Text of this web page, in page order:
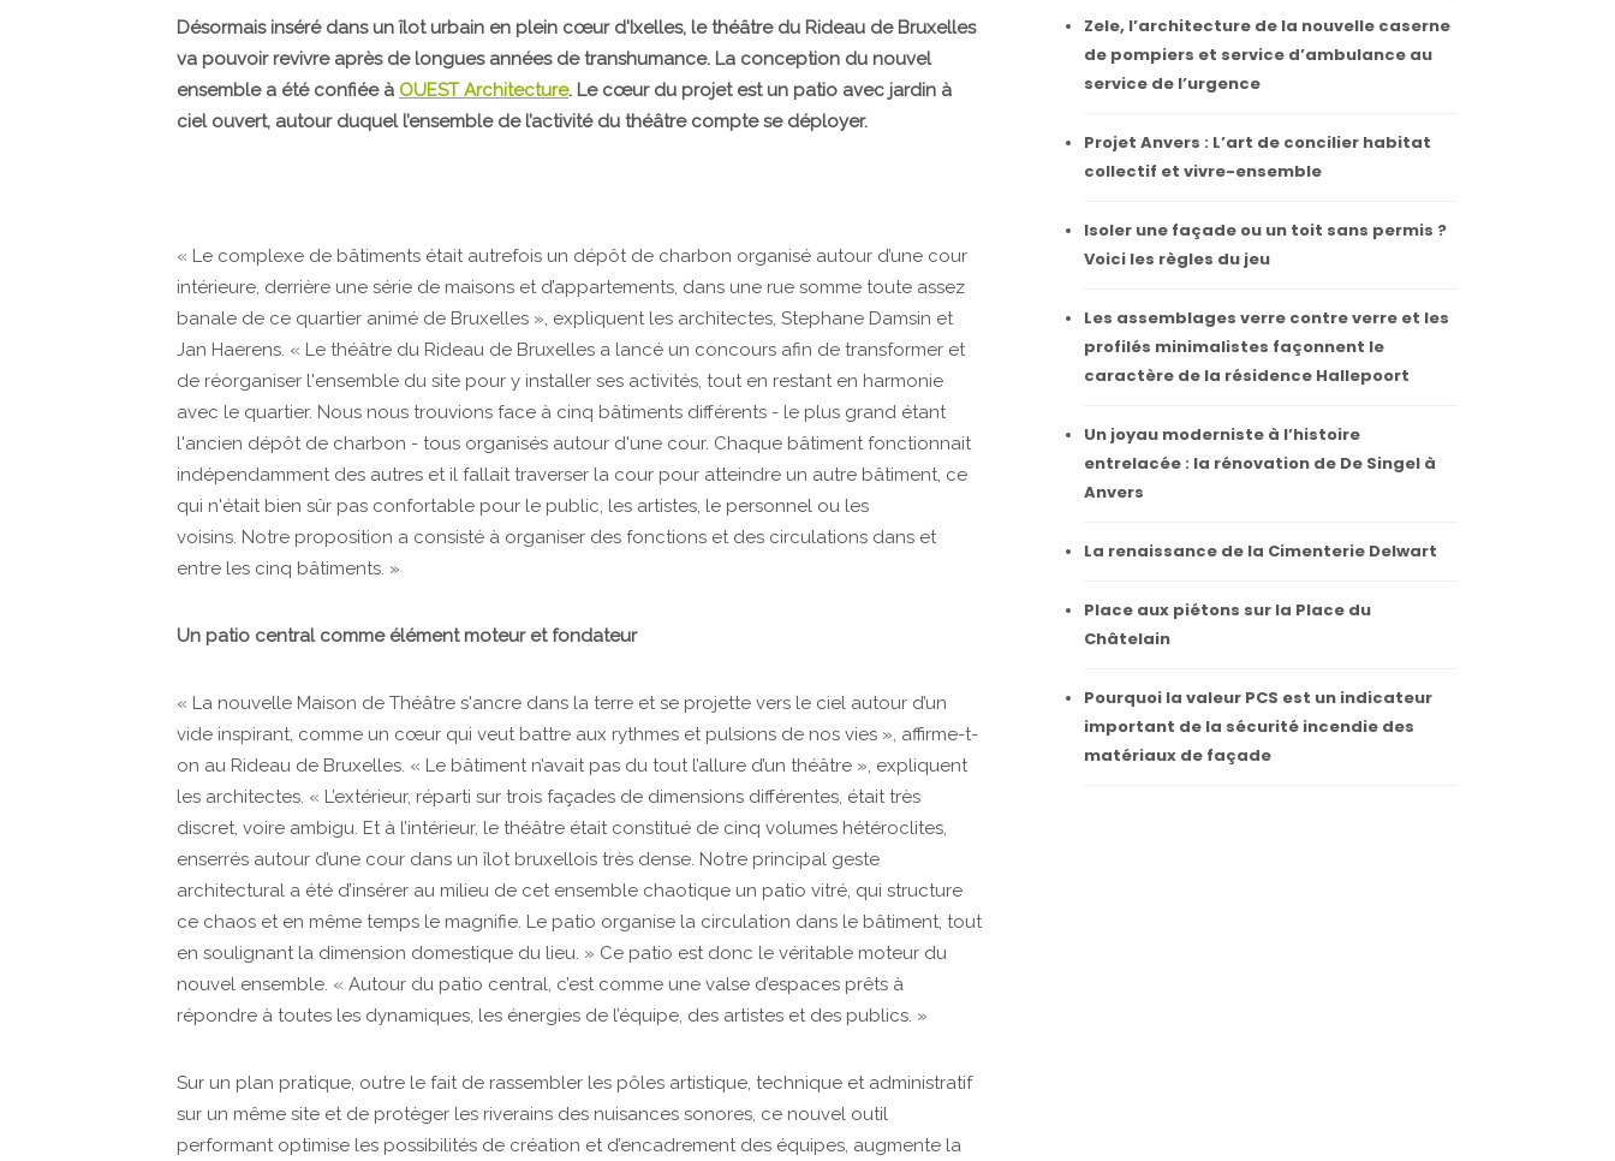
Désormais inséré dans un îlot urbain en plein cœur d'Ixelles, le théâtre du Rideau de Bruxelles
va pouvoir revivre après de longues années de transhumance. La conception du nouvel
ensemble a été confiée à OUEST Architecture. Le cœur du projet est un patio avec jardin à
ciel ouvert, autour duquel l’ensemble de l’activité du théâtre compte se déployer.
« Le complexe de bâtiments était autrefois un dépôt de charbon organisé autour d’une cour
intérieure, derrière une série de maisons et d’appartements, dans une rue somme toute assez
banale de ce quartier animé de Bruxelles », expliquent les architectes, Stephane Damsin et
Jan Haerens. « Le théâtre du Rideau de Bruxelles a lancé un concours afin de transformer et
de réorganiser l'ensemble du site pour y installer ses activités, tout en restant en harmonie
avec le quartier. Nous nous trouvions face à cinq bâtiments différents - le plus grand étant
l'ancien dépôt de charbon - tous organisés autour d'une cour. Chaque bâtiment fonctionnait
indépendamment des autres et il fallait traverser la cour pour atteindre un autre bâtiment, ce
qui n'était bien sûr pas confortable pour le public, les artistes, le personnel ou les
voisins. Notre proposition a consisté à organiser des fonctions et des circulations dans et
entre les cinq bâtiments. »
Un patio central comme élément moteur et fondateur
« La nouvelle Maison de Théâtre s'ancre dans la terre et se projette vers le ciel autour d’un
vide inspirant, comme un cœur qui veut battre aux rythmes et pulsions de nos vies », affirme-t-
on au Rideau de Bruxelles. « Le bâtiment n’avait pas du tout l’allure d’un théâtre », expliquent
les architectes. « L’extérieur, réparti sur trois façades de dimensions différentes, était très
discret, voire ambigu. Et à l’intérieur, le théâtre était constitué de cinq volumes hétéroclites,
enserrés autour d’une cour dans un îlot bruxellois très dense. Notre principal geste
architectural a été d’insérer au milieu de cet ensemble chaotique un patio vitré, qui structure
ce chaos et en même temps le magnifie. Le patio organise la circulation dans le bâtiment, tout
en soulignant la dimension domestique du lieu. » Ce patio est donc le véritable moteur du
nouvel ensemble. « Autour du patio central, c’est comme une valse d’espaces prêts à
répondre à toutes les dynamiques, les énergies de l’équipe, des artistes et des publics. »
Sur un plan pratique, outre le fait de rassembler les pôles artistique, technique et administratif
sur un même site et de protèger les riverains des nuisances sonores, ce nouvel outil
performant optimise les possibilités de création et d’encadrement des équipes, augmente la
Zele, l’architecture de la nouvelle caserne
de pompiers et service d’ambulance au
service de l’urgence
Projet Anvers : L’art de concilier habitat
collectif et vivre-ensemble
Isoler une façade ou un toit sans permis ?
Voici les règles du jeu
Les assemblages verre contre verre et les
profilés minimalistes façonnent le
caractère de la résidence Hallepoort
Un joyau moderniste à l’histoire
entrelacée : la rénovation de De Singel à
Anvers
La renaissance de la Cimenterie Delwart
Place aux piétons sur la Place du
Châtelain
Pourquoi la valeur PCS est un indicateur
important de la sécurité incendie des
matériaux de façade